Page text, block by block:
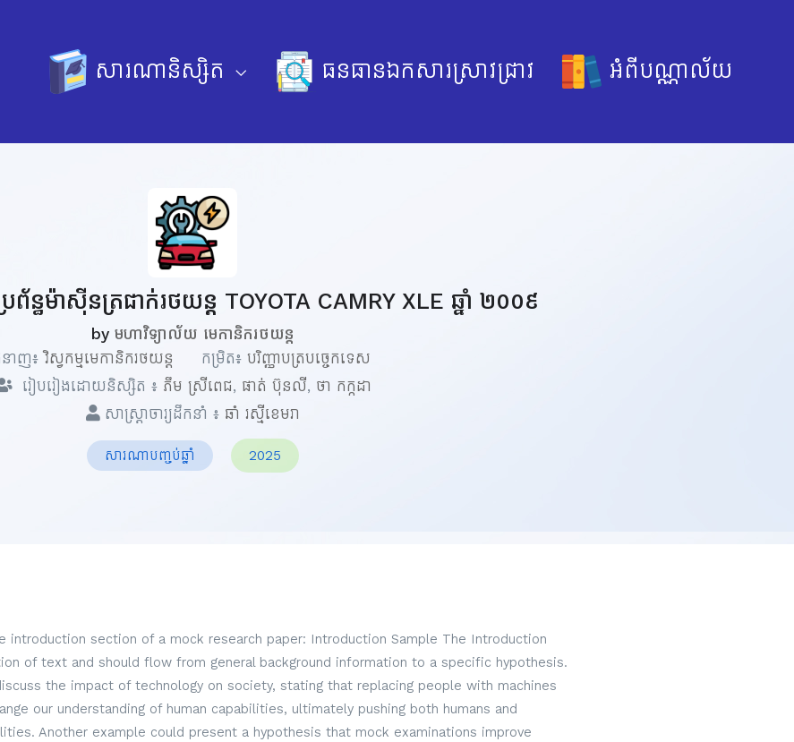
សារណានិស្សិត ធនធានឯកសារស្រាវជ្រាវ អំពីបណ្ណាល័យ
ធម៉ាស៊ីនត្រជាក់រថយន្ត TOYOTA CAMRY XLE ឆ្នាំ ២០០៩
by មហាវិទ្យាល័យ មេកានិករថយន្ត
ាញ៖វិស្វកម្មមេកានិករថយន្ត កម្រិត៖ បរិញ្ញាបត្របច្ចេកទេស
រៀបរៀងដោយនិស្សិត ៖ ភឹម ស្រីពេជ, ផាត់ ប៊ុនលី, ថា កក្កដា
សាស្ត្រាចារ្យដឹកនាំ ៖ ឆាំ រស្មីខេមរា
សារណាបញ្ចប់ឆ្នាំ 2025
introduction section of a mock research paper: Introduction Sample The Introduction
of text and should flow from general background information to a specific hypothesis.
the impact of technology on society, stating that replacing people with machines
our understanding of human capabilities, ultimately pushing both humans and
Another example could present a hypothesis that mock examinations improve